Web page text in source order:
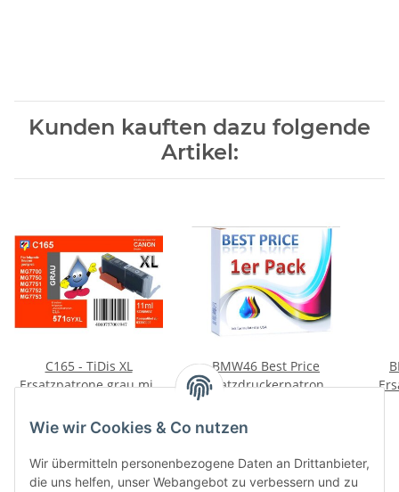
Kunden kauften dazu folgende
Artikel:
C165 - TiDis XL
Ersatzpatrone grau mit
571GYXL
0,41 € pro 1 ml
BMW46 Best Price
Ersatzdruckerpatrone
15ml Inhalt
0,20 € pro 1 ml
Wie wir Cookies & Co nutzen
Wir übermitteln personenbezogene Daten an Drittanbieter,
die uns helfen, unser Webangebot zu verbessern und zu